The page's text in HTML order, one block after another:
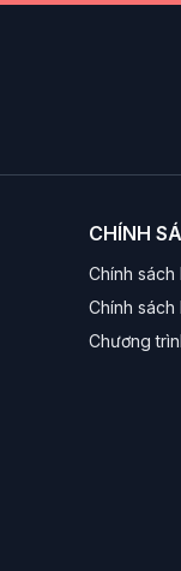
CHÍNH
Chính sách
Chính sách
Chương